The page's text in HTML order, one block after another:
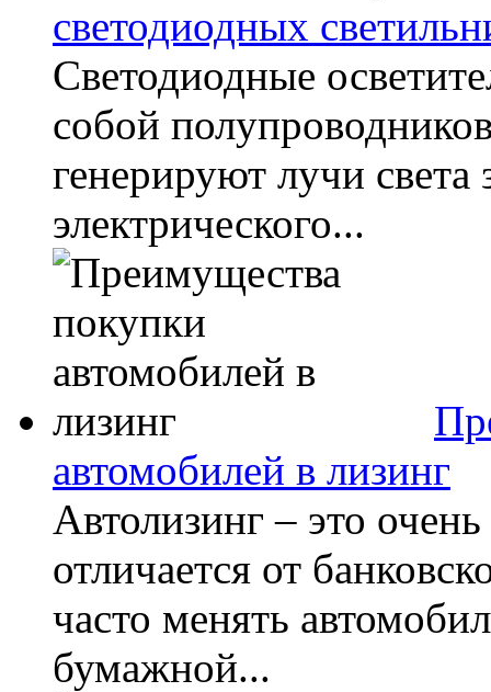
светодиодных
Светодиодные
собой
генерируют лучи света
электрического...
автомобилей в лизинг
Автолизинг – это
отличается от
часто менять
бумажной...